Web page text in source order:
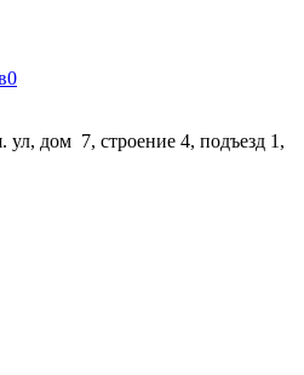
0
ул, дом 7, строение 4, подъезд 1,